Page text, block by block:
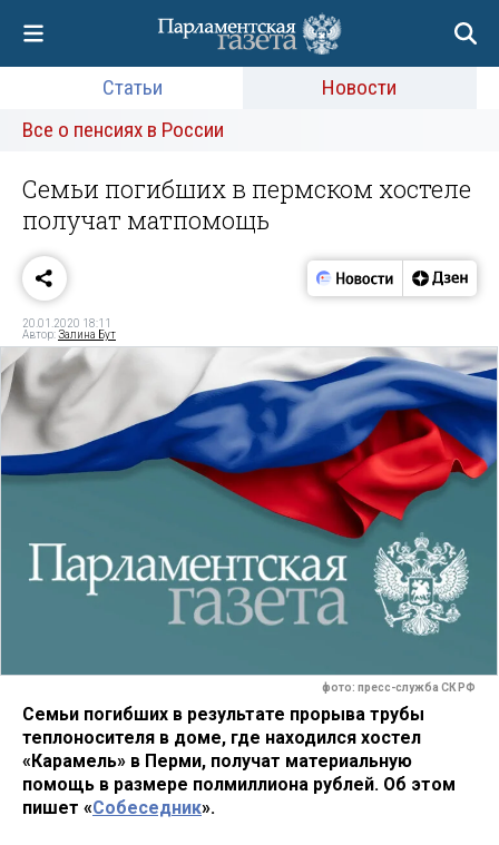
Статьи
Новости
Все о пенсиях в России
Семьи погибших в пермском хостеле
получат матпомощь
20.01.2020 18:11
Автор:Залина Бут
фото: пресс-служба СК РФ
Семьи погибших в результате прорыва трубы
теплоносителя в доме, где находился хостел
«Карамель» в Перми, получат материальную
помощь в размере полмиллиона рублей. Об этом
пишет «Собеседник».